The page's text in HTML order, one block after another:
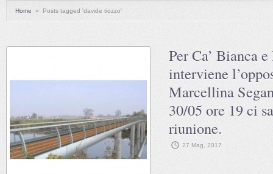
Home » Posts tagged 'davide tiozzo'
Per Ca’ Bianca
interviene
Marcellina
30/05 ore 19 ci
riunione.
27 Mag, 2017